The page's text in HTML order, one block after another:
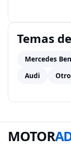
Temas
Mercedes
Audi
MOTOR